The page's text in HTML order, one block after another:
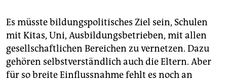
Es müsste bildungspolitisches Ziel sein, Schulen
mit Kitas, Uni, Ausbildungsbetrieben, mit allen
gesellschaftlichen Bereichen zu vernetzen. Dazu
gehören selbstverständlich auch die Eltern. Aber
für so breite Einflussnahme fehlt es noch an